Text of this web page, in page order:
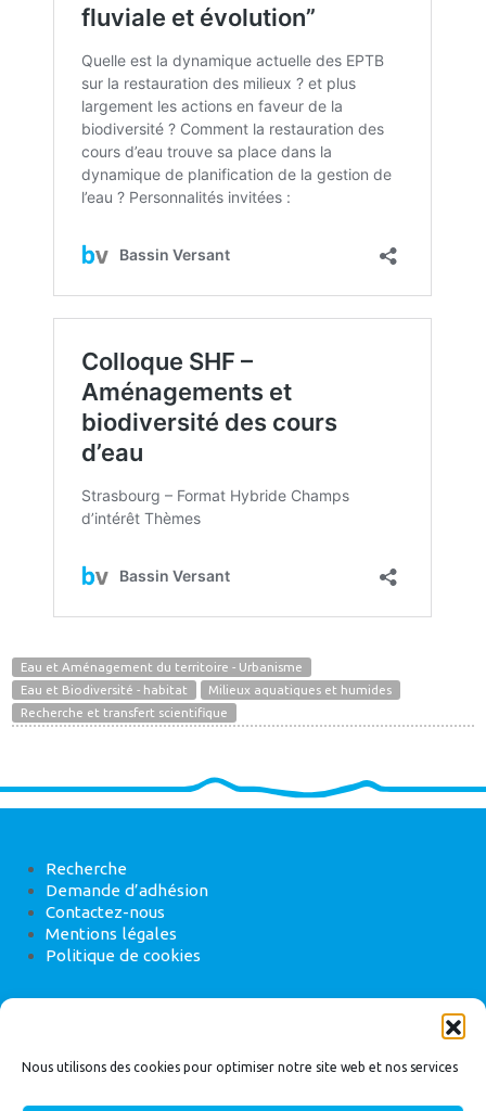
Nous utilisons des cookies pour optimiser notre site web et nos services
Eau et Aménagement du territoire - Urbanisme
Eau et Biodiversité - habitat
Milieux aquatiques et humides
Recherche et transfert scientifique
Recherche
Demande d’adhésion
Contactez-nous
Mentions légales
Politique de cookies